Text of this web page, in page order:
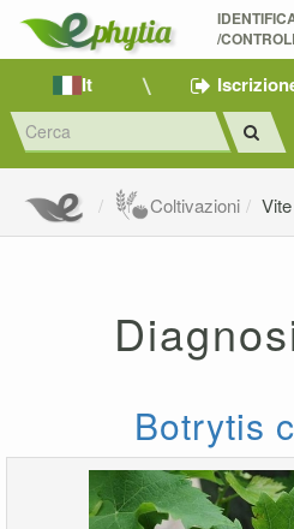
/
It
Coltivazioni Vite
Botrytis